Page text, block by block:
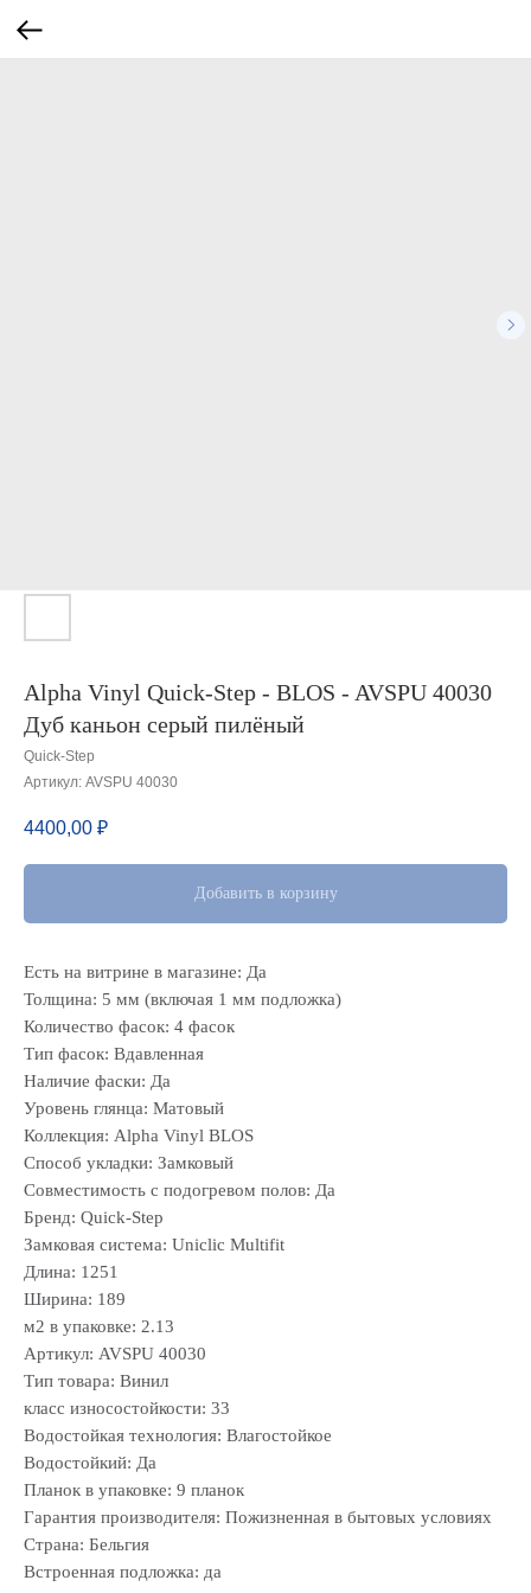
Alpha Vinyl Quick-Step - BLOS - AVSPU 40030
Дуб каньон серый пилёный
Quick-Step
Артикул: AVSPU 40030
4400,00 ₽
Добавить в корзину
Есть на витрине в магазине: Да
Толщина: 5 мм (включая 1 мм подложка)
Количество фасок: 4 фасок
Тип фасок: Вдавленная
Наличие фаски: Да
Уровень глянца: Матовый
Коллекция: Alpha Vinyl BLOS
Способ укладки: Замковый
Совместимость с подогревом полов: Да
Бренд: Quick-Step
Замковая система: Uniclic Multifit
Длина: 1251
Ширина: 189
м2 в упаковке: 2.13
Артикул: AVSPU 40030
Тип товара: Винил
класс износостойкости: 33
Водостойкая технология: Влагостойкое
Водостойкий: Да
Планок в упаковке: 9 планок
Гарантия производителя: Пожизненная в бытовых условиях
Страна: Бельгия
Встроенная подложка: да